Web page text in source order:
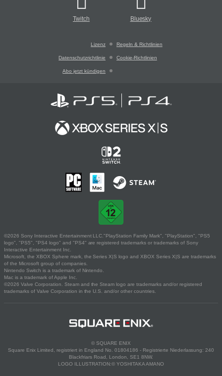
Twitch Bluesky
Lizenz Regeln & Richtlinien
Datenschutzrichtlinie Cookie-Richtlinien
Abo jetzt kündigen
©2026 Sony Interactive Entertainment LLC."PlayStation Family Mark", "PlayStation", "PS5
logo", "PS5", "PS4 logo" and "PS4" are registered trademarks or trademarks of Sony
Interactive Entertainment Inc.
Microsoft, the XBOX Sphere mark, the Series X|S logo and XBOX Series X|S are trademarks
of the Microsoft group of companies.
Nintendo Switch is a trademark of Nintendo.
Mac is a trademark of Apple Inc.
©2026 Valve Corporation. Steam and the Steam logo are trademarks and/or registered
trademarks of Valve Corporation in the U.S. and/or other countries.
© SQUARE ENIX
Square Enix Limited, registriert in England No. 01804186 - Registrierte Niederlassung: 240
Blackfriars Road, London, SE1 8NW.
LOGO ILLUSTRATION:© YOSHITAKA AMANO